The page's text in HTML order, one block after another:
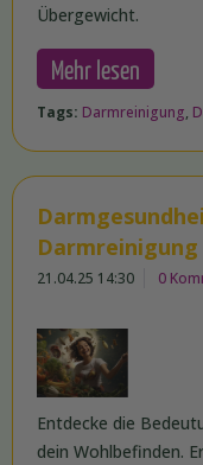
Übergewicht.
Mehr lesen
Tags: Darmreinigung,
21.04.25 14:30 0
Entdecke die
dein Wohlbefinden.